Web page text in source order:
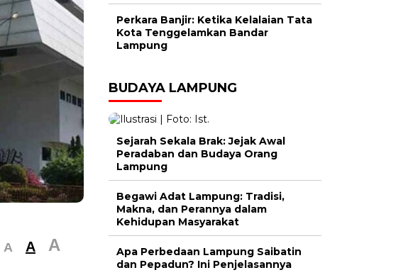
A A A
Perkara Banjir: Ketika Kelalaian Tata
Kota Tenggelamkan Bandar
Lampung
BUDAYA LAMPUNG
Sejarah Sekala Brak: Jejak Awal
Peradaban dan Budaya Orang
Lampung
Begawi Adat Lampung: Tradisi,
Makna, dan Perannya dalam
Kehidupan Masyarakat
Apa Perbedaan Lampung Saibatin
dan Pepadun? Ini Penjelasannya